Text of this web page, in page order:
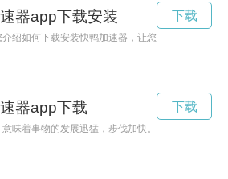
器app下载安装
绍如何下载安装快鸭加速器，让您轻松畅享高速
下载
器app下载
味着事物的发展迅猛，步伐加快。在这个多元化
下载